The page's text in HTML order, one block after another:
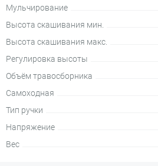
Мульчирование
Высота скашивания мин.
Высота скашивания макс.
Регулировка высоты
Объём травосборника
Самоходная
Тип ручки
Напряжение
Вес